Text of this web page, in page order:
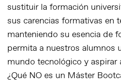
sustituir la formación
sus carencias formativas en
manteniendo su esencia de
permita a nuestros alumnos
mundo tecnológico y aspirar
¿Qué NO es un Máster